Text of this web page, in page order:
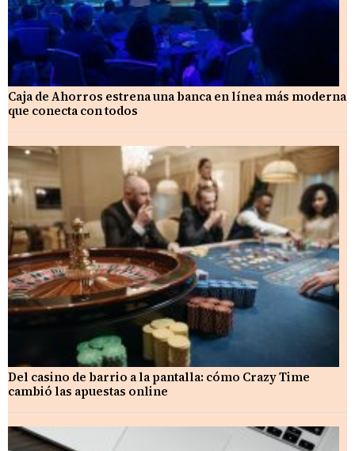
Caja de Ahorros estrena una banca en línea más moderna
que conecta con todos
Del casino de barrio a la pantalla: cómo Crazy Time
cambió las apuestas online